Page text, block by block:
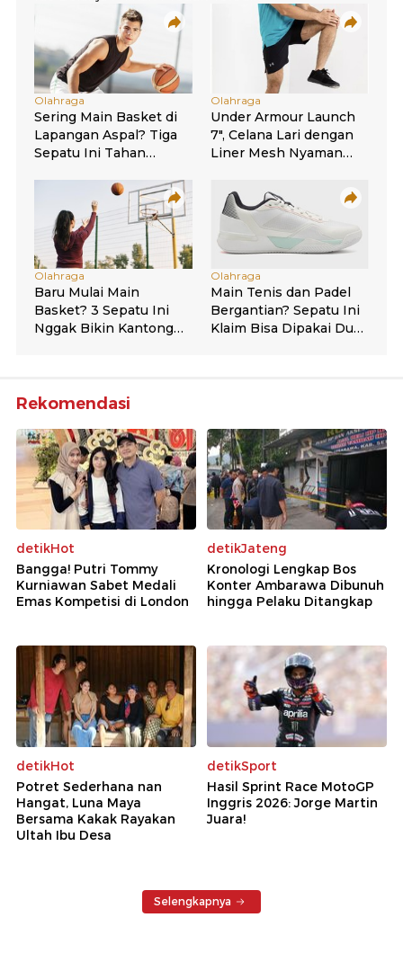
Rekomendasi
detikHot
Bangga! Putri Tommy
Kurniawan Sabet Medali
Emas Kompetisi di London
detikJateng
Kronologi Lengkap Bos
Konter Ambarawa Dibunuh
hingga Pelaku Ditangkap
detikHot
Potret Sederhana nan
Hangat, Luna Maya
Bersama Kakak Rayakan
Ultah Ibu Desa
detikSport
Hasil Sprint Race MotoGP
Inggris 2026: Jorge Martin
Juara!
Selengkapnya